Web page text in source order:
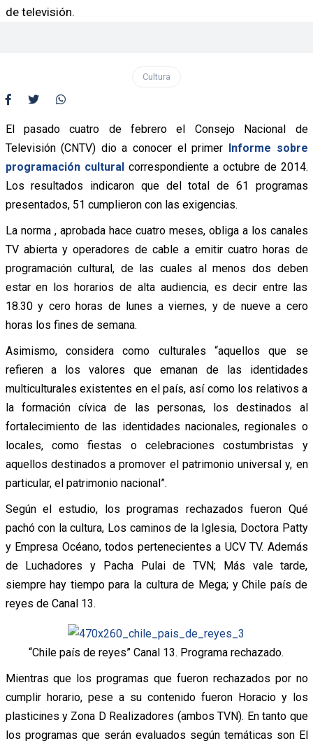
de televisión.
Cultura
El pasado cuatro de febrero el Consejo Nacional de
Televisión (CNTV) dio a conocer el primer Informe sobre
programación cultural correspondiente a octubre de 2014.
Los resultados indicaron que del total de 61 programas
presentados, 51 cumplieron con las exigencias.
La norma , aprobada hace cuatro meses, obliga a los canales
TV abierta y operadores de cable a emitir cuatro horas de
programación cultural, de las cuales al menos dos deben
estar en los horarios de alta audiencia, es decir entre las
18.30 y cero horas de lunes a viernes, y de nueve a cero
horas los fines de semana.
Asimismo, considera como culturales “aquellos que se
refieren a los valores que emanan de las identidades
multiculturales existentes en el país, así como los relativos a
la formación cívica de las personas, los destinados al
fortalecimiento de las identidades nacionales, regionales o
locales, como fiestas o celebraciones costumbristas y
aquellos destinados a promover el patrimonio universal y, en
particular, el patrimonio nacional”.
Según el estudio, los programas rechazados fueron Qué
pachó con la cultura, Los caminos de la Iglesia, Doctora Patty
y Empresa Océano, todos pertenecientes a UCV TV. Además
de Luchadores y Pacha Pulai de TVN; Más vale tarde,
siempre hay tiempo para la cultura de Mega; y Chile país de
reyes de Canal 13.
“Chile país de reyes” Canal 13. Programa rechazado.
Mientras que los programas que fueron rechazados por no
cumplir horario, pese a su contenido fueron Horacio y los
plasticines y Zona D Realizadores (ambos TVN). En tanto que
los programas que serán evaluados según temáticas son El